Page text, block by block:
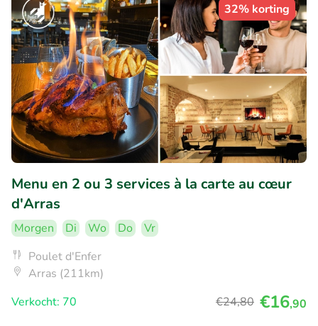
32% korting
Menu en 2 ou 3 services à la carte au cœur
d'Arras
Morgen Di Wo Do
Vr
Poulet d'Enfer
Arras (211km)
Verkocht: 70
€24,80 €16,90